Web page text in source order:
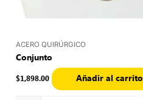
ACERO QUIRÚRGICO
Conjunto
$1,898.00 Añadir al carrito